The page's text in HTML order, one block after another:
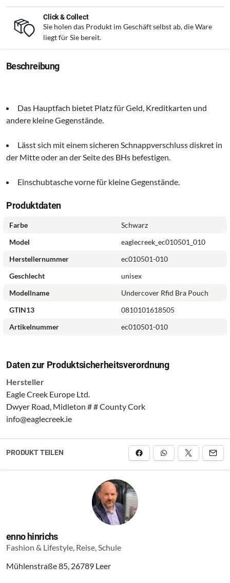
Click & Collect
Sie holen das Produkt im Geschäft selbst ab, die Ware
liegt für Sie bereit.
Beschreibung
Das Hauptfach bietet Platz für Geld, Kreditkarten und
andere kleine Gegenstände.
Lässt sich mit einem sicheren Schnappverschluss diskret in
der Mitte oder an der Seite des BHs befestigen.
Einschubtasche vorne für kleine Gegenstände.
Produktdaten
Farbe
Schwarz
Model
eaglecreek_ec010501_010
Herstellernummer
ec010501-010
Geschlecht
unisex
Modellname
Undercover Rfid Bra Pouch
GTIN13
0810101618505
Artikelnummer
ec010501-010
Daten zur Produktsicherheitsverordnung
Hersteller
Eagle Creek Europe Ltd.
Dwyer Road, Midleton # # County Cork
info@eaglecreek.ie
PRODUKT TEILEN
enno hinrichs
Fashion & Lifestyle, Reise, Schule
Mühlenstraße 85, 26789 Leer